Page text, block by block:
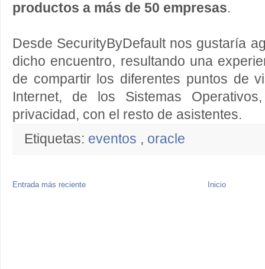
productos a más de 50 empresas.
Desde SecurityByDefault nos gustaría
dicho encuentro, resultando una
de compartir los diferentes puntos de
Internet, de los Sistemas
privacidad, con el resto de asistentes.
Etiquetas: eventos , oracle
Entrada más reciente Inicio